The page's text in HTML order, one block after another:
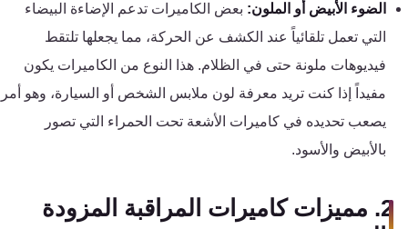
الضوء الأبيض أو الملون:بعض الكاميرات تدعم الإضاءة البيضاء
التي تعمل تلقائياً عند الكشف عن الحركة، مما يجعلها تلتقط
فيديوهات ملونة حتى في الظلام. هذا النوع من الكاميرات يكون
مفيداً إذا كنت تريد معرفة لون ملابس الشخص أو السيارة، وهو أمر
يصعب تحديده في كاميرات الأشعة تحت الحمراء التي تصور
بالأبيض والأسود.
2. مميزات كاميرات المراقبة المزودة
أنظمة
إنذار
السرقة
أنظمة
إنذار
أكسيس